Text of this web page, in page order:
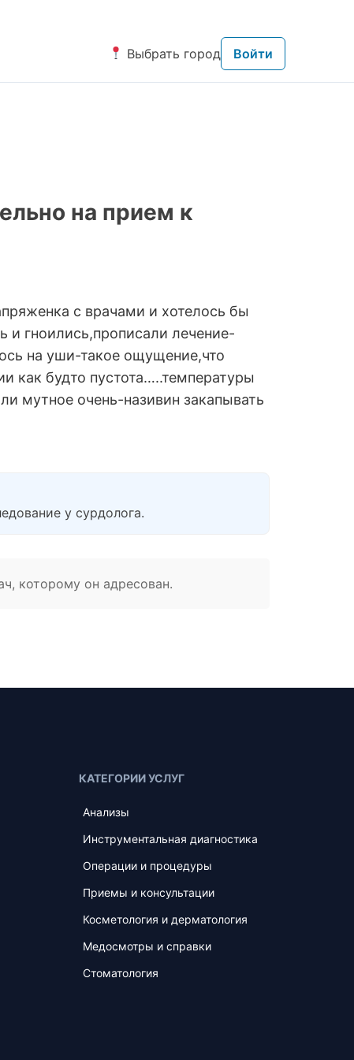
Выбрать город Войти
на прием к
с врачами и хотелось бы
и гноились,прописали лечение-
на уши-такое ощущение,что
как будто пустота…..температуры
мутное очень-називин закапывать
у сурдолога.
которому он адресован.
КАТЕГОРИИ УСЛУГ
Анализы
Инструментальная диагностика
Операции и процедуры
Приемы и консультации
Косметология и дерматология
Медосмотры и справки
Стоматология